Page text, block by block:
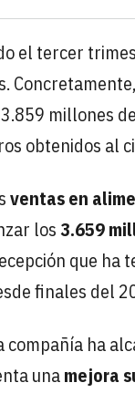
el tercer
millones
obtenidos al
ventas en
los3.659
que ha
finales del
compañía ha
unamejora